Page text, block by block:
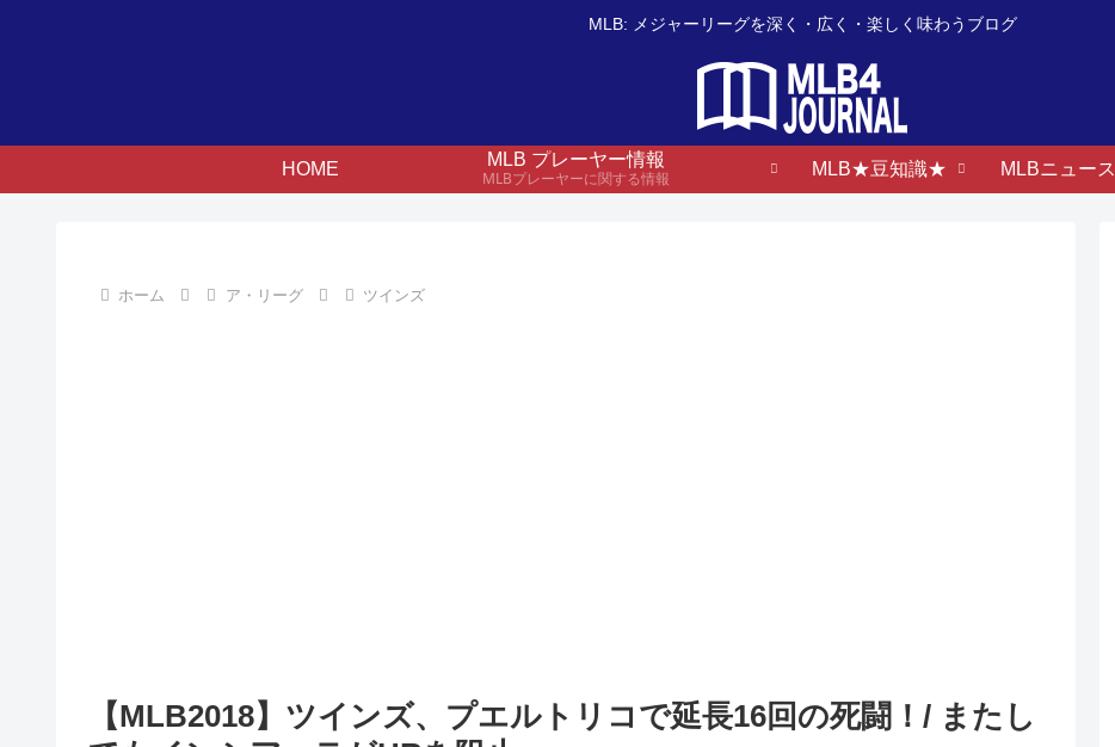
MLB: メジャーリーグを深く・広く・楽しく味わうブログ
HOME
MLB プレーヤー情報
MLBプレーヤーに関する情報
MLB★豆知識★ MLBニュース
ホーム ア・リーグ ツインズ
【MLB2018】ツインズ、プエルトリコで延長16回の死闘！/ またし